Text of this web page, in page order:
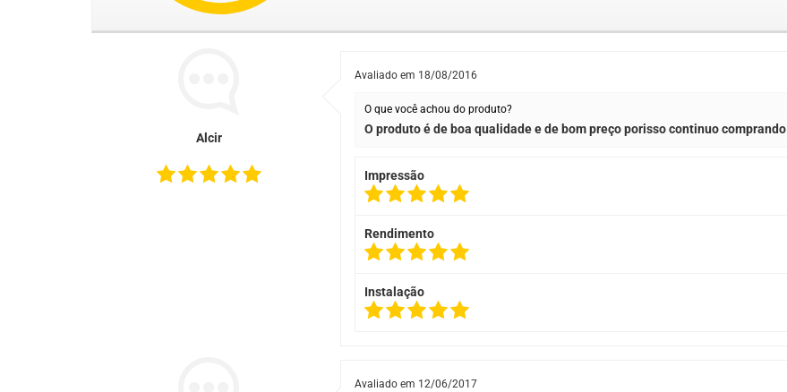
Alcir
Avaliado em 18/08/2016
O que você achou do produto?
O produto é de boa qualidade e de bom preço porisso continuo comprando
Impressão
Rendimento
Instalação
Avaliado em 12/06/2017